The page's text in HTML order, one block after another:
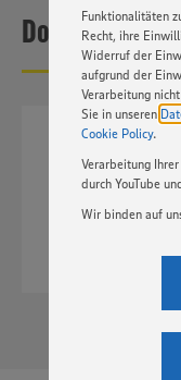
Funktionalitäten
Recht, ihre
Widerruf der
aufgrund der
Verarbeitung
Sie in unseren
Cookie Policy.
Verarbeitung
durch YouTube
Wir binden auf
Einstellungen
ein, dass Ihre
Nutzerverhalten
Dienste
dort verarbeitet
mit einem nach
Downloads